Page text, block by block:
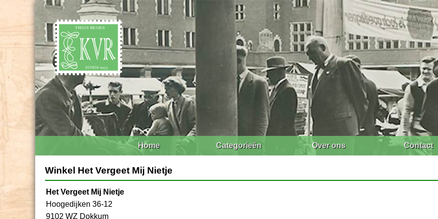
Home Categorieën Over ons Contact
Winkel Het Vergeet Mij Nietje
Het Vergeet Mij Nietje
Hoogedijken 36-12
9102 WZ Dokkum